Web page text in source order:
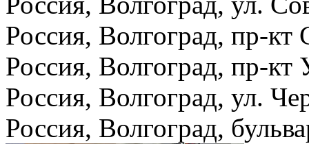
Россия, Волгоград, пр-кт
Россия, Волгоград, пр-кт
Россия, Волгоград, ул.
Россия, Волгоград,